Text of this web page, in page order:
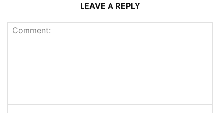
LEAVE A REPLY